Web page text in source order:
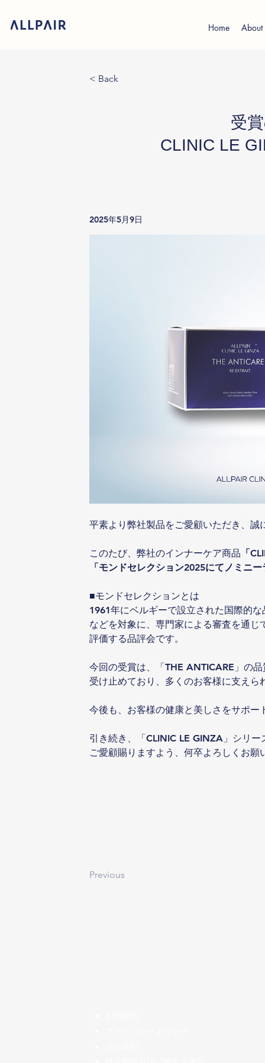
Home About
< Back
受
CLINIC LE
2025年5月9日
平素より弊社製品をご愛顧いただき、誠
このたび、弊社のインナーケア商品 「
「モンドセレクション2025にてノミニ
■モンドセレクションとは
1961年にベルギーで設立された国際的
などを対象に、専門家による審査を通
評価する品評会です。
今回の受賞は、「THE ANTICARE」の
受け止めており、多くのお客様に支え
今後も、お客様の健康と美しさをサポ
引き続き、「CLINIC LE GINZA」シリ
ご愛顧賜りますよう、何卒よろしくお願
Previous